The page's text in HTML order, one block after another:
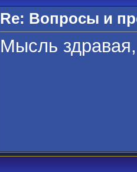
Re: Вопросы и
Мысль